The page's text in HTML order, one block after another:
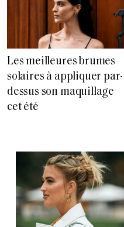
Les meilleures brumes
solaires à appliquer par-
dessus son maquillage
cet été